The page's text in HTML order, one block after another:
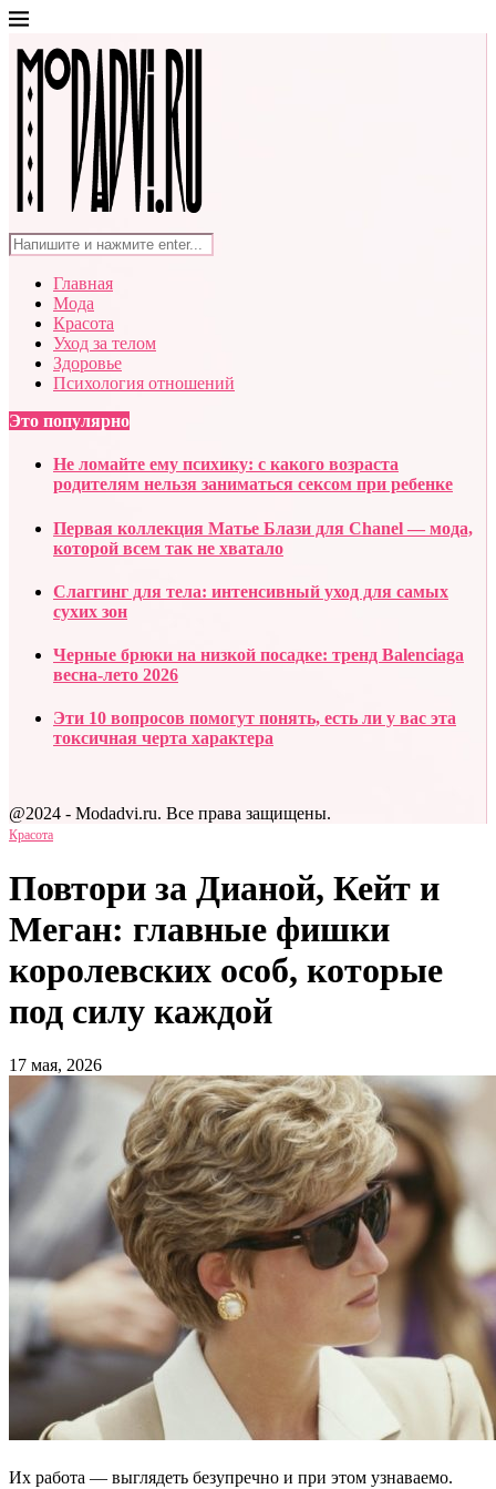
Главная
Мода
Красота
Уход за телом
Здоровье
Психология отношений
Это популярно
Не ломайте ему психику: с какого возраста
родителям нельзя заниматься сексом при ребенке
Первая коллекция Матье Блази для Chanel — мода,
которой всем так не хватало
Слаггинг для тела: интенсивный уход для самых
сухих зон
Черные брюки на низкой посадке: тренд Balenciaga
весна-лето 2026
Эти 10 вопросов помогут понять, есть ли у вас эта
токсичная черта характера
@2024 - Modadvi.ru. Все права защищены.
Красота
Повтори за Дианой, Кейт и
Меган: главные фишки
королевских особ, которые
под силу каждой
17 мая, 2026
Их работа — выглядеть безупречно и при этом узнаваемо.